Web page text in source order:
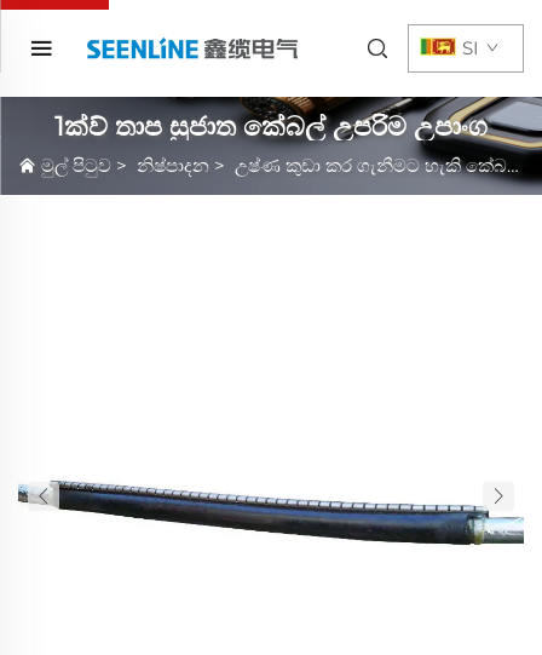
SI
1ක්ව් තාප සුජාත කේබල් උපරිම උපාංග
මුල් පිටුව > නිෂ්පාදන > උෂ්ණ කුඩා කර ගැනීමට හැකි කේබල් උපාංග